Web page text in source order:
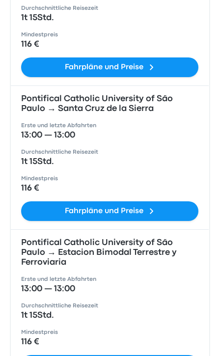
Durchschnittliche Reisezeit
1t 15Std.
Mindestpreis
116 €
Fahrpläne und Preise
Pontifical Catholic University of São
Paulo → Santa Cruz de la Sierra
Erste und letzte Abfahrten
13:00 — 13:00
Durchschnittliche Reisezeit
1t 15Std.
Mindestpreis
116 €
Fahrpläne und Preise
Pontifical Catholic University of São
Paulo → Estacion Bimodal Terrestre y
Ferroviaria
Erste und letzte Abfahrten
13:00 — 13:00
Durchschnittliche Reisezeit
1t 15Std.
Mindestpreis
116 €